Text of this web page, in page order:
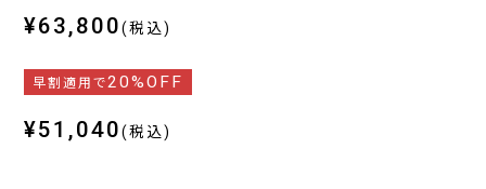
¥63,800(税込)
早割適用で20%OFF
¥51,040(税込)